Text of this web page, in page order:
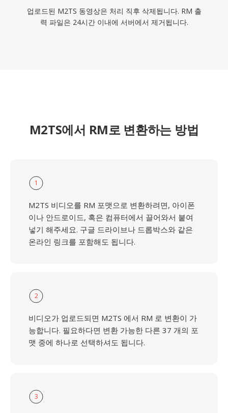
업로드된 M2TS 동영상은 처리 직후 삭제됩니다. RM 출
력 파일은 24시간 이내에 서버에서 제거됩니다.
M2TS에서 RM로 변환하는 방법
1
M2TS 비디오를 RM 포맷으로 변환하려면, 아이폰
이나 안드로이드, 혹은 컴퓨터에서 끌어와서 붙여
넣기 해주세요. 구글 드라이브나 드롭박스와 같은
온라인 링크를 포함해도 됩니다.
2
비디오가 업로드되면 M2TS 에서 RM 로 변환이 가
능합니다. 필요하다면 변환 가능한 다른 37 개의 포
맷 중에 하나로 선택하셔도 됩니다.
3